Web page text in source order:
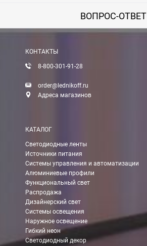
ВОПРОС-ОТВЕТ
КОНТАКТЫ
8-800-301-91-28
order@lednikoff.ru
Адреса магазинов
КАТАЛОГ
Светодиодные ленты
Источники питания
Системы управления и автоматизации
Алюминиевые профили
Функциональный свет
Распродажа
Дизайнерский свет
Системы освещения
Наружное освещение
Гибкий неон
Светодиодный декор